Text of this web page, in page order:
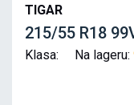
TIGAR
215/55 R18
Klasa: Na lageru: